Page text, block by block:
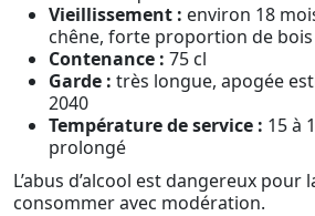
Vieillissement : environ 18
chêne, forte proportion de
Contenance : 75 cl
Garde : très longue, apogée
2040
Température de service : 15 à
prolongé
L’abus d’alcool est dangereux pour
consommer avec modération.